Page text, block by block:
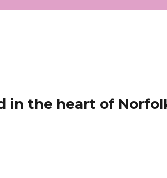
in the heart of